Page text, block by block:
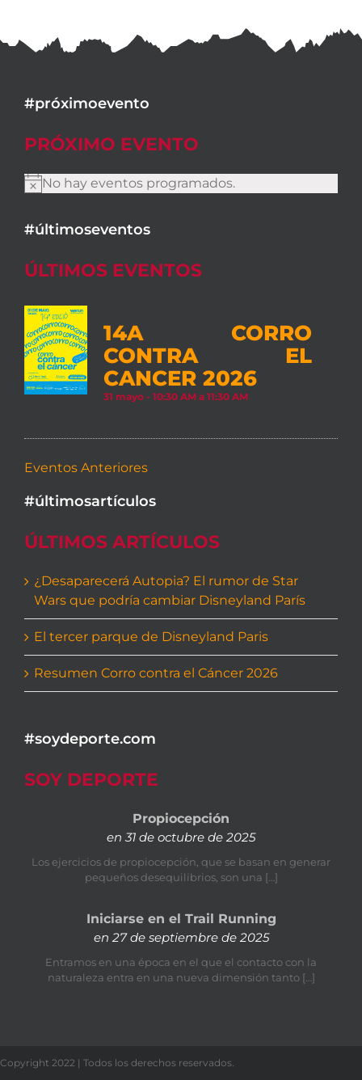
#próximoevento
PRÓXIMO EVENTO
Aviso
No hay eventos programados.
#últimoseventos
ÚLTIMOS EVENTOS
14A CORRO
CONTRA EL
CANCER 2026
31 mayo - 10:30 AMa 11:30 AM
Eventos Anteriores
#últimosartículos
ÚLTIMOS ARTÍCULOS
¿Desaparecerá Autopia? El rumor de Star
Wars que podría cambiar Disneyland París
El tercer parque de Disneyland Paris
Resumen Corro contra el Cáncer 2026
#soydeporte.com
SOY DEPORTE
Propiocepción
en 31 de octubre de 2025
Los ejercicios de propiocepción, que se basan en generar
pequeños desequilibrios, son una […]
Iniciarse en el Trail Running
en 27 de septiembre de 2025
Entramos en una época en el que el contacto con la
naturaleza entra en una nueva dimensión tanto […]
Copyright 2022 | Todos los derechos reservados.